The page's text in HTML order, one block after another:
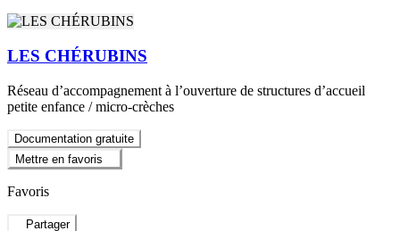
LES CHÉRUBINS
Réseau d’accompagnement à l’ouverture de structures d’accueil
petite enfance / micro-crèches
Documentation gratuite
Mettre en favoris
Favoris
Partager